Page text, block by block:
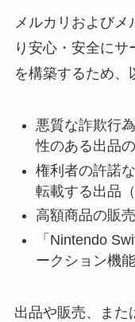
メルカリおよびメ
り安心・安全に
を構築するため、
悪質な詐欺行
性のある出品
権利者の許諾
転載する出品
高額商品の販
「Nintendo
ークション機
出品や販売、また